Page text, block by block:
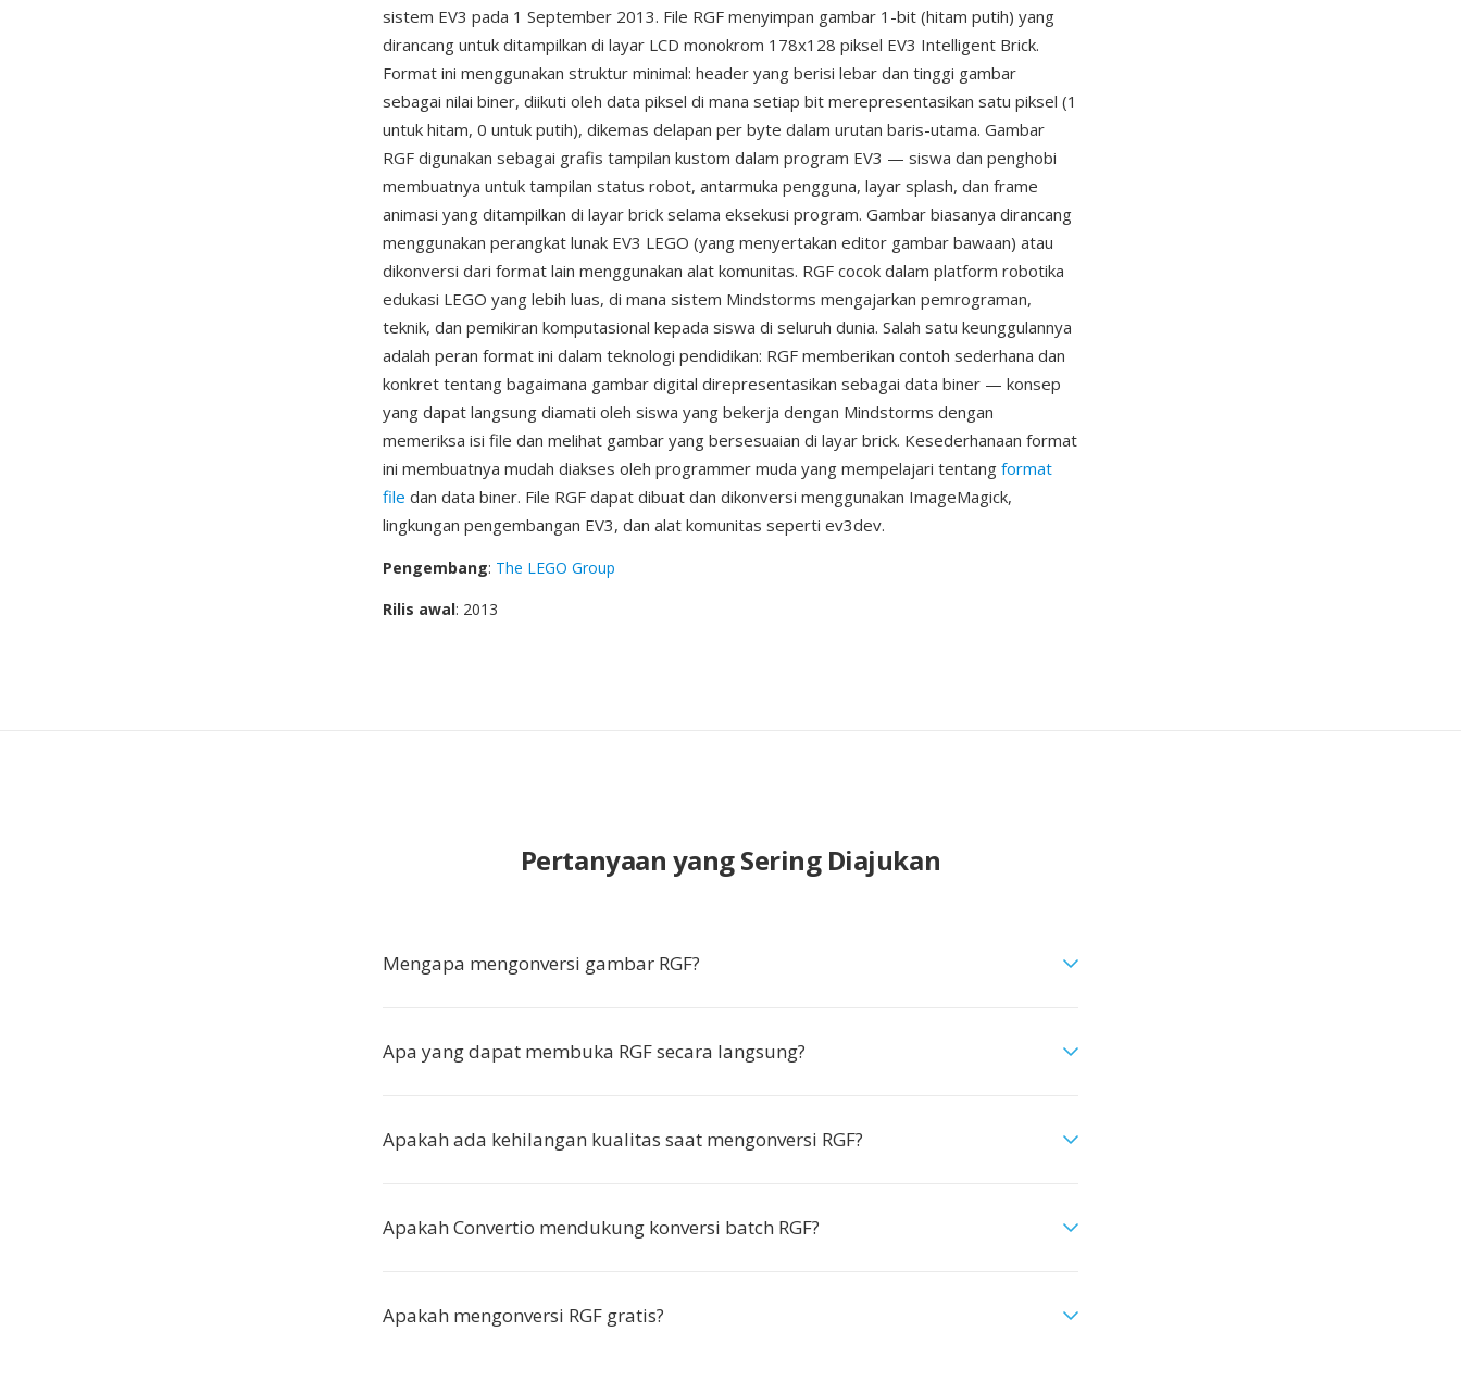
sistem EV3 pada 1 September 2013. File RGF menyimpan gambar 1-bit (hitam putih) yang
dirancang untuk ditampilkan di layar LCD monokrom 178x128 piksel EV3 Intelligent Brick.
Format ini menggunakan struktur minimal: header yang berisi lebar dan tinggi gambar
sebagai nilai biner, diikuti oleh data piksel di mana setiap bit merepresentasikan satu piksel (1
untuk hitam, 0 untuk putih), dikemas delapan per byte dalam urutan baris-utama. Gambar
RGF digunakan sebagai grafis tampilan kustom dalam program EV3 — siswa dan penghobi
membuatnya untuk tampilan status robot, antarmuka pengguna, layar splash, dan frame
animasi yang ditampilkan di layar brick selama eksekusi program. Gambar biasanya dirancang
menggunakan perangkat lunak EV3 LEGO (yang menyertakan editor gambar bawaan) atau
dikonversi dari format lain menggunakan alat komunitas. RGF cocok dalam platform robotika
edukasi LEGO yang lebih luas, di mana sistem Mindstorms mengajarkan pemrograman,
teknik, dan pemikiran komputasional kepada siswa di seluruh dunia. Salah satu keunggulannya
adalah peran format ini dalam teknologi pendidikan: RGF memberikan contoh sederhana dan
konkret tentang bagaimana gambar digital direpresentasikan sebagai data biner — konsep
yang dapat langsung diamati oleh siswa yang bekerja dengan Mindstorms dengan
memeriksa isi file dan melihat gambar yang bersesuaian di layar brick. Kesederhanaan format
ini membuatnya mudah diakses oleh programmer muda yang mempelajari tentang format
file dan data biner. File RGF dapat dibuat dan dikonversi menggunakan ImageMagick,
lingkungan pengembangan EV3, dan alat komunitas seperti ev3dev.
Pengembang: The LEGO Group
Rilis awal: 2013
Pertanyaan yang Sering Diajukan
Mengapa mengonversi gambar RGF?
Apa yang dapat membuka RGF secara langsung?
Apakah ada kehilangan kualitas saat mengonversi RGF?
Apakah Convertio mendukung konversi batch RGF?
Apakah mengonversi RGF gratis?